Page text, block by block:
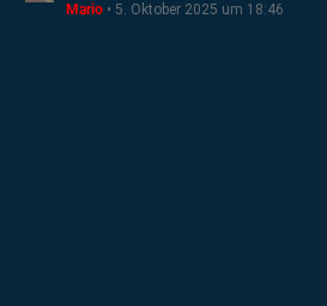
Mario 5. Oktober 2025 um 18:46